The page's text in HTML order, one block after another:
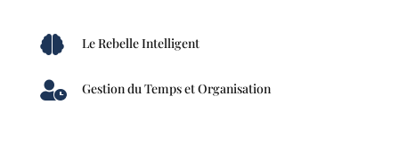
 Le Rebelle Intelligent
 Gestion du Temps et Organisation